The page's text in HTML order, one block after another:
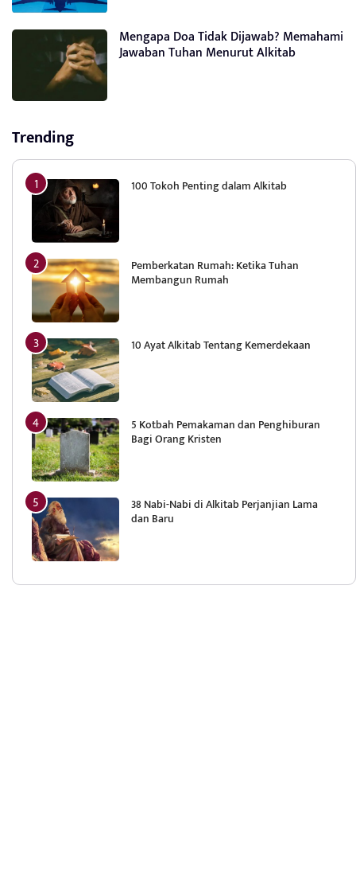
Mengapa Doa Tidak Dijawab? Memahami
Jawaban Tuhan Menurut Alkitab
Trending
100 Tokoh Penting dalam Alkitab
Pemberkatan Rumah: Ketika Tuhan
Membangun Rumah
10 Ayat Alkitab Tentang Kemerdekaan
5 Kotbah Pemakaman dan Penghiburan
Bagi Orang Kristen
38 Nabi-Nabi di Alkitab Perjanjian Lama
dan Baru